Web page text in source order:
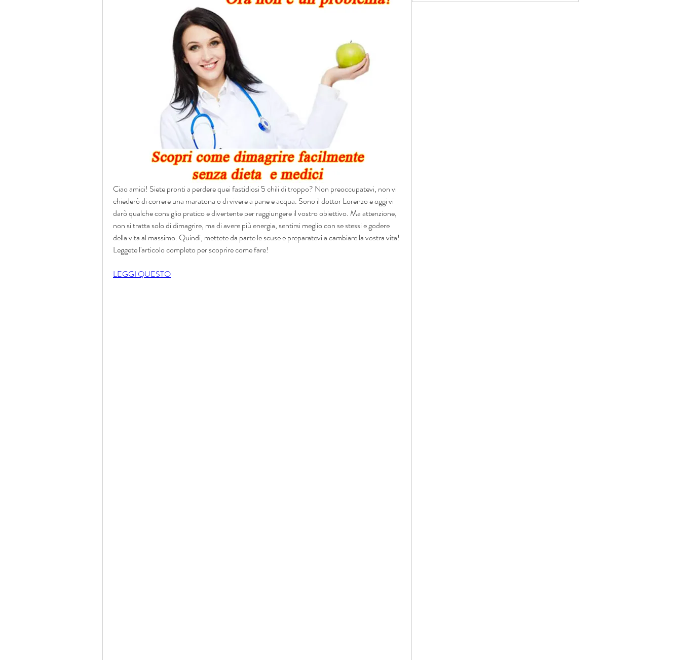
Ciao amici! Siete pronti a perdere quei fastidiosi 5 chili di troppo? Non preoccupatevi, non vi
chiederò di correre una maratona o di vivere a pane e acqua. Sono il dottor Lorenzo e oggi vi
darò qualche consiglio pratico e divertente per raggiungere il vostro obiettivo. Ma attenzione,
non si tratta solo di dimagrire, ma di avere più energia, sentirsi meglio con se stessi e godere
della vita al massimo. Quindi, mettete da parte le scuse e preparatevi a cambiare la vostra vita!
Leggete l'articolo completo per scoprire come fare!
LEGGI QUESTO